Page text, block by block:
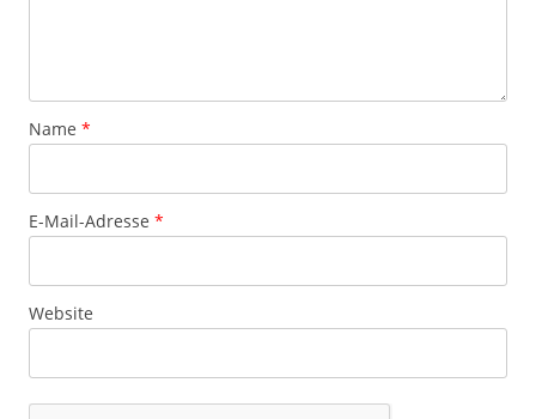
Name *
E-Mail-Adresse *
Website